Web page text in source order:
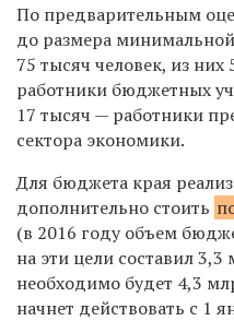
По предварительным
до размера
75 тысяч человек, из
работники бюджетных
17 тысяч — работники
сектора экономики.
Для бюджета края
дополнительно стоить
(в 2016 году объем
на эти цели составил
необходимо будет 4,3
начнет действовать с 1